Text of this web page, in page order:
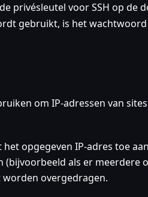
privésleutel voor SSH op de
gebruikt, is het wachtwoord
om IP-adressen van
het opgegeven IP-adres toe
(bijvoorbeeld als er meerdere
overgedragen.